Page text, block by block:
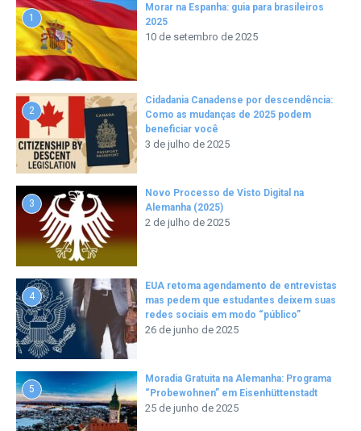
1
Morar na Espanha: guia para brasileiros
2025
10 de setembro de 2025
2
Cidadania Canadense por descendência:
Como as mudanças de 2025 podem
beneficiar você
3 de julho de 2025
3
Novo Processo de Visto Digital na
Alemanha (2025)
2 de julho de 2025
4
EUA retoma agendamento de entrevistas
mas pedem que estudantes deixem suas
redes sociais em modo “público”
26 de junho de 2025
5
Moradia Gratuita na Alemanha: Programa
“Probewohnen” em Eisenhüttenstadt
25 de junho de 2025